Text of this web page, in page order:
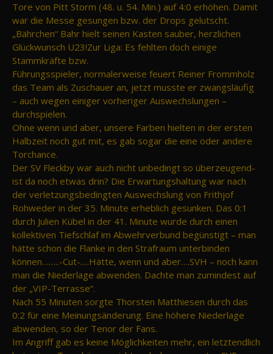
Tore von Pitt Storm (48. u. 54. Min.) auf 4:0 erhöhen. Damit
war die Messe gesungen bzw. der Drops gelutscht.
„Bährchen“ Bahr hielt seinen Kasten sauber, herzlichen
Glückwunsch U23!Zur Liga: Es fehlten doch einige
Stammkräfte bzw.
Führungsspieler, normalerweise feuert Reiner Frommholz
das Team als Zuschauer an, jetzt musste er zwangsläufig
– auch wegen einiger vorheriger Auswechslungen –
durchspielen.
Ohne wenn und aber, unsere Farben hielten in der ersten
Halbzeit noch gut mit, es gab sogar die eine oder andere
Torchance.
Der SV Fleckby war auch nicht unbedingt so überzeugend-
ist da noch etwas drin? Die Erwartungshaltung war nach
der verletzungsbedingten Auswechslung von Frithjof
Rohweder in der 35. Minute erheblich gesunken. Das 0:1
durch Julien Kübel in der 41. Minute wurde durch einen
kollektiven Tiefschlaf im Abwehrverbund begünstigt – man
hätte schon die Flanke in den Strafraum unterbinden
können……..-Cut-….Hätte, wenn und aber….SVH – noch kann
man die Niederlage abwenden. Dachte man zumindest auf
der „VIP-Terrasse“.
Nach 55 Minuten sorgte Thorsten Matthiesen durch das
0:2 für eine Meinungsänderung. Eine höhere Niederlage
abwenden, so der Tenor der Fans.
Im Angriff gab es keine Möglichkeiten mehr, ein letztendlich